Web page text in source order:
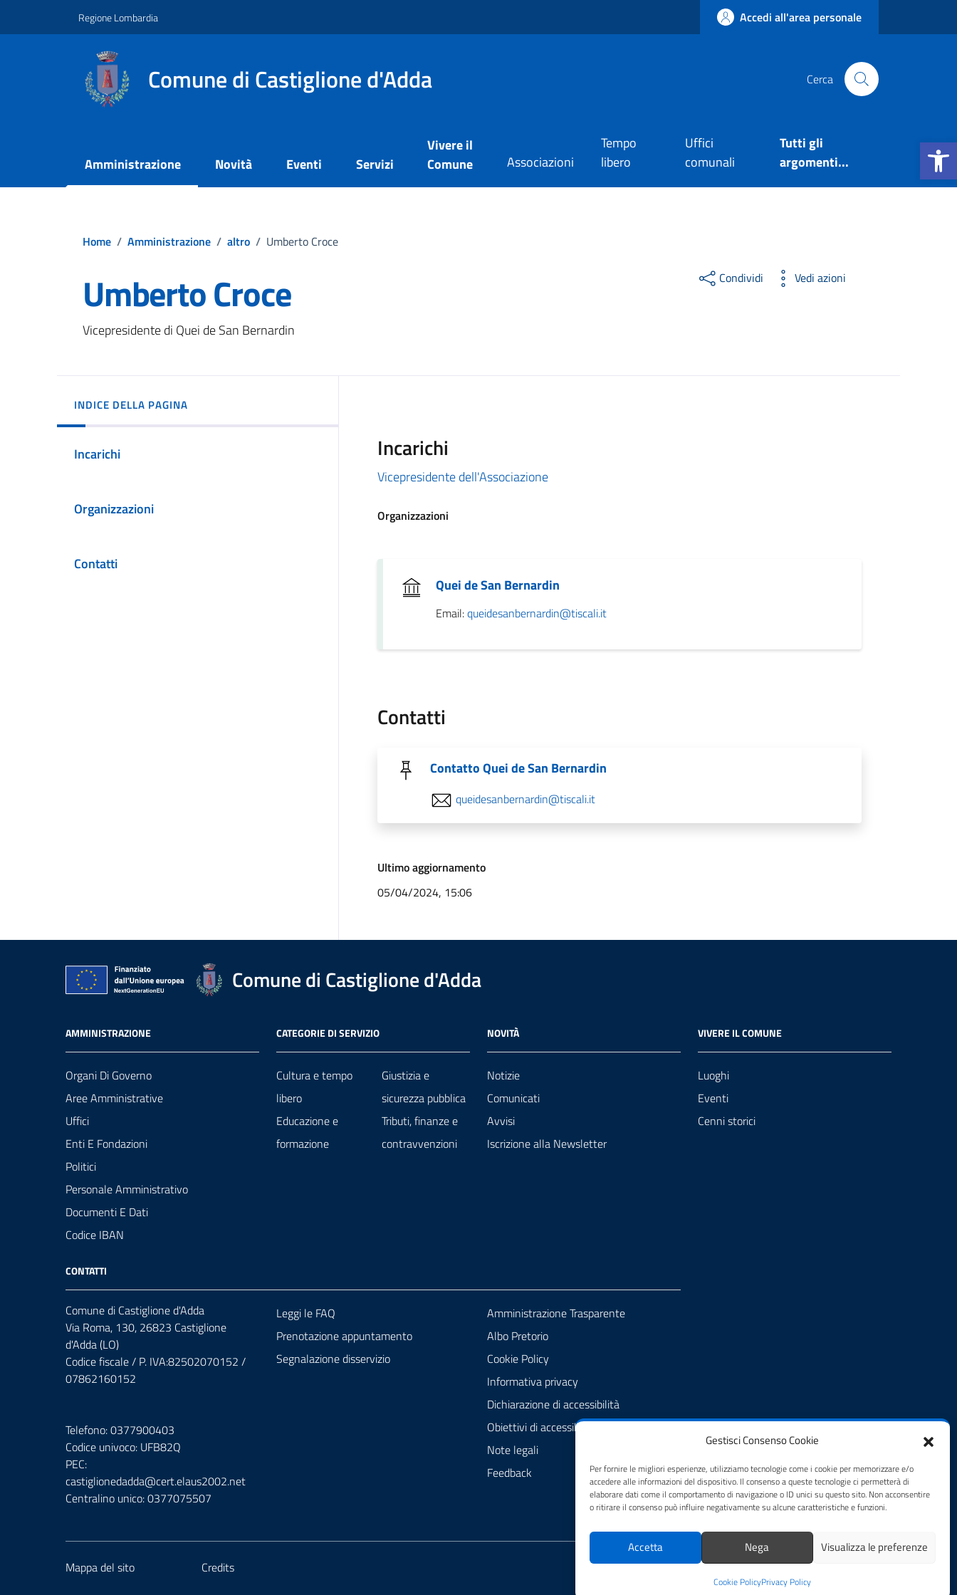
Apri la
Gestisci Consenso Cookie
Per fornire le migliori esperienze, utilizziamo tecnologie come i cookie per memorizzare e/o
accedere alle informazioni del dispositivo. Il consenso a queste tecnologie ci permetterà di
elaborare dati come il comportamento di navigazione o ID unici su questo sito. Non acconsentire
o ritirare il consenso può influire negativamente su alcune caratteristiche e funzioni.
Accetta Nega Visualizza le preferenze
Cookie PolicyPrivacy Policy
Regione Lombardia Accedi all'area personale
Comune di Castiglione d'Adda Cerca
Amministrazione Novità Eventi Servizi
Vivere il
Comune
Associazioni
Tempo
libero
Uffici
comunali
Tutti gli
argomenti...
Home / Amministrazione / altro / Umberto Croce
Umberto Croce
Vicepresidente di Quei de San Bernardin
Condividi Vedi azioni
INDICE DELLA PAGINA
Incarichi
Organizzazioni
Contatti
Incarichi
Vicepresidente dell'Associazione
Organizzazioni
Quei de San Bernardin
Email:queidesanbernardin@tiscali.it
Contatti
Contatto Quei de San Bernardin
queidesanbernardin@tiscali.it
Ultimo aggiornamento
05/04/2024, 15:06
Comune di Castiglione d'Adda
AMMINISTRAZIONE
Organi Di Governo
Aree Amministrative
Uffici
Enti E Fondazioni
Politici
Personale Amministrativo
Documenti E Dati
Codice IBAN
CATEGORIE DI SERVIZIO
Cultura e tempo
libero
Educazione e
formazione
Giustizia e
sicurezza pubblica
Tributi, finanze e
contravvenzioni
NOVITÀ
Notizie
Comunicati
Avvisi
Iscrizione alla Newsletter
VIVERE IL COMUNE
Luoghi
Eventi
Cenni storici
CONTATTI
Comune di Castiglione d'Adda
Via Roma, 130, 26823 Castiglione
d'Adda (LO)
Codice fiscale / P. IVA:82502070152 /
07862160152
Telefono: 0377900403
Codice univoco: UFB82Q
PEC:
castiglionedadda@cert.elaus2002.net
Centralino unico: 0377075507
Leggi le FAQ
Prenotazione appuntamento
Segnalazione disservizio
Amministrazione Trasparente
Albo Pretorio
Cookie Policy
Informativa privacy
Dichiarazione di accessibilità
Obiettivi di accessibilità
Note legali
Feedback
Mappa del sito Credits